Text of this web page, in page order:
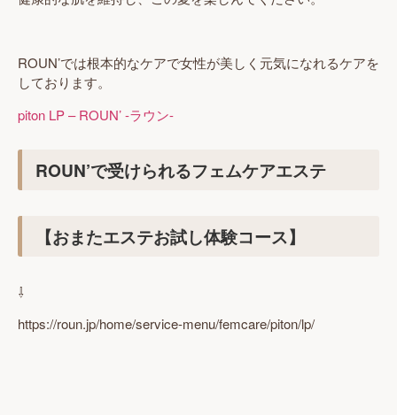
ROUN’では根本的なケアで女性が美しく元気になれるケアを
しております。
piton LP – ROUN’ -ラウン-
ROUN’で受けられるフェムケアエステ
【おまたエステお試し体験コース】
⇩
https://roun.jp/home/service-menu/femcare/piton/lp/